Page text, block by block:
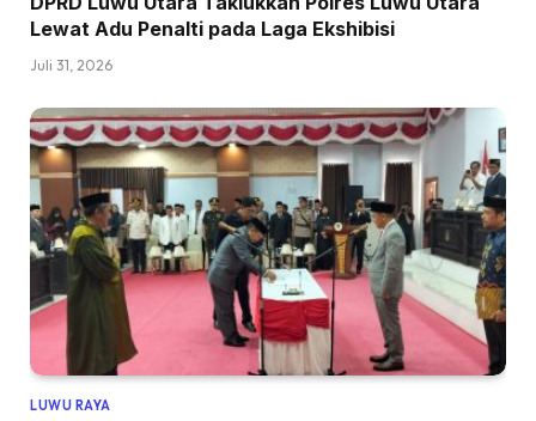
Lewat Adu Penalti pada Laga Ekshibisi
Juli 31, 2026
LUWU RAYA